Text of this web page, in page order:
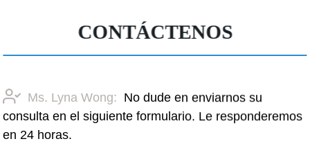
CONTÁCTENOS
Ms. Lyna Wong: No dude en enviarnos su
consulta en el siguiente formulario. Le responderemos
en 24 horas.